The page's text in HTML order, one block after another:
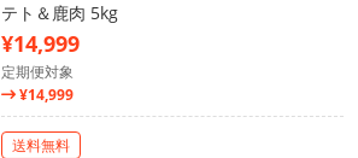
テト＆鹿肉 5kg
¥14,999
定期便対象
¥14,999
送料無料